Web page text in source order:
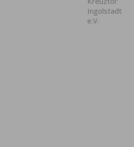
Ingolstadt
e.V.